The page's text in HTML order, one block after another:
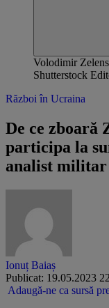
Volodimir
Shutterstock
Război în Ucraina
De ce
participa la
analist militar
Ionuț Baiaș
Publicat: 19.05.2023
Adaugă-ne ca sursă